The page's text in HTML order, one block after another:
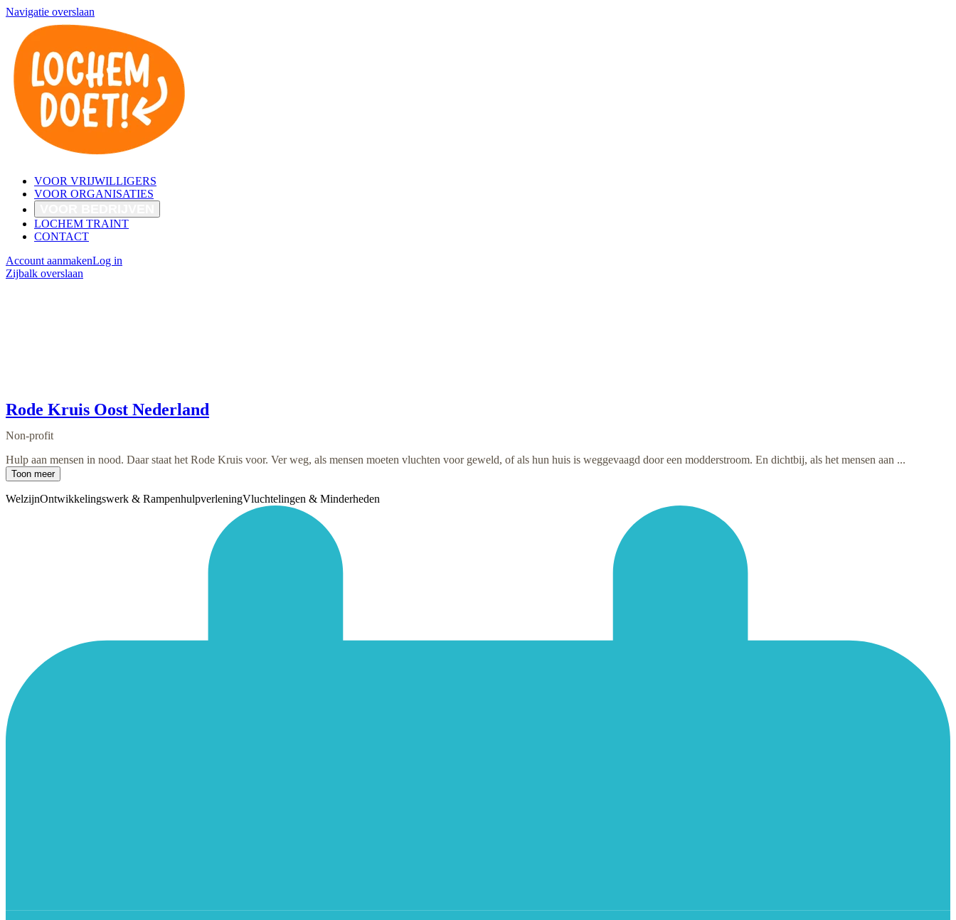
Navigatie overslaan
VOOR VRIJWILLIGERS
VOOR ORGANISATIES
LOCHEM TRAINT
CONTACT
Account aanmakenLog in
Zijbalk overslaan
Rode Kruis Oost Nederland
Non-profit
Hulp aan mensen in nood. Daar staat het Rode Kruis voor. Ver weg, als mensen moeten vluchten voor geweld, of als hun huis is weggevaagd door een modderstroom. En dichtbij, als het mensen aan ...
Toon meer
WelzijnOntwikkelingswerk & RampenhulpverleningVluchtelingen & Minderheden